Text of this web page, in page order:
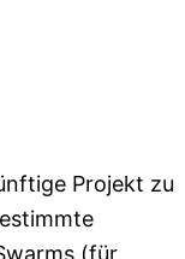
Projekt zu
(für